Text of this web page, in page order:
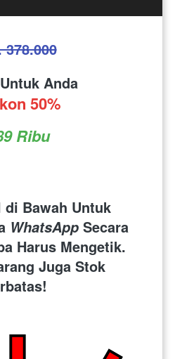
378.000
Anda
50%
Ribu
Bawah Untuk
WhatsApp Secara
Harus Mengetik.
Juga Stok